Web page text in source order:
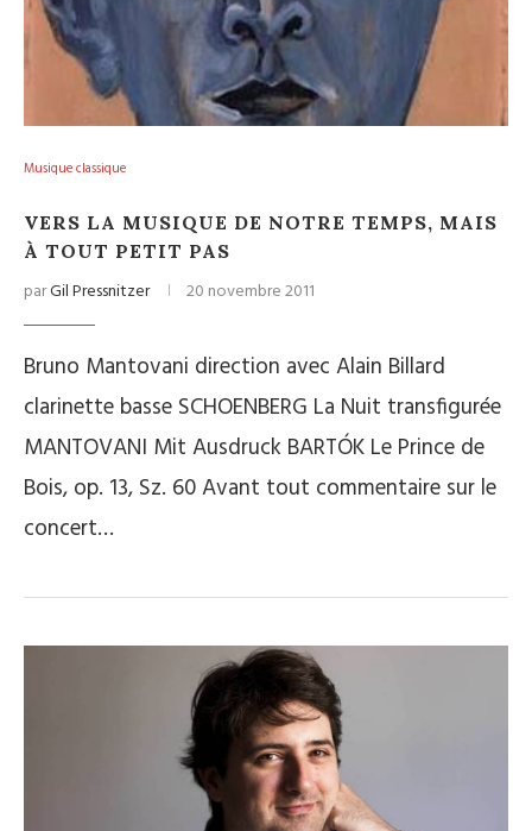
Musique classique
VERS LA MUSIQUE DE NOTRE TEMPS, MAIS
À TOUT PETIT PAS
parGil Pressnitzer 20 novembre 2011
Bruno Mantovani direction avec Alain Billard
clarinette basse SCHOENBERG La Nuit transfigurée
MANTOVANI Mit Ausdruck BARTÓK Le Prince de
Bois, op. 13, Sz. 60 Avant tout commentaire sur le
concert…